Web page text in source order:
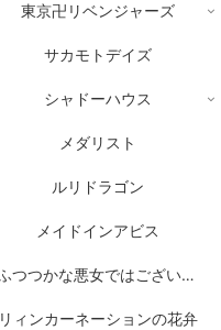
東京卍リベンジャーズ
サカモトデイズ
シャドーハウス
メダリスト
ルリドラゴン
メイドインアビス
ふつつかな悪女ではございますが
リィンカーネーションの花弁